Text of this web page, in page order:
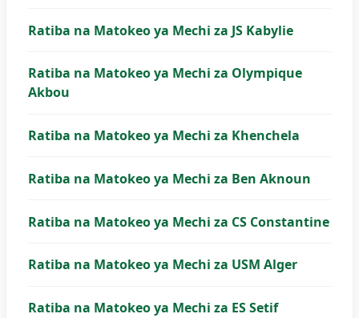
Ratiba na Matokeo ya Mechi za JS Kabylie
Ratiba na Matokeo ya Mechi za Olympique
Akbou
Ratiba na Matokeo ya Mechi za Khenchela
Ratiba na Matokeo ya Mechi za Ben Aknoun
Ratiba na Matokeo ya Mechi za CS Constantine
Ratiba na Matokeo ya Mechi za USM Alger
Ratiba na Matokeo ya Mechi za ES Setif